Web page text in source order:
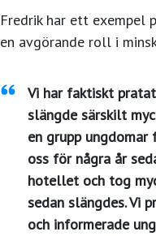
Fredrik har ett exempel
en avgörande roll i
Vi har faktiskt
slängde särskilt
en grupp
oss för några år
hotellet och tog
sedan slängdes. Vi
och informerade